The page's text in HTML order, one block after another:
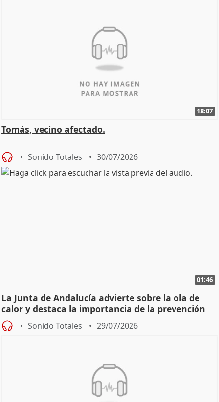
18:07
Tomás, vecino afectado.
Sonido Totales 30/07/2026
01:46
La Junta de Andalucía advierte sobre la ola de
calor y destaca la importancia de la prevención
Sonido Totales 29/07/2026